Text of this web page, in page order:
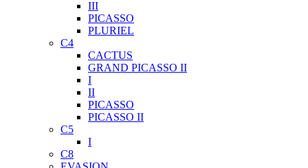
III
PICASSO
PLURIEL
C4
CACTUS
GRAND PICASSO II
I
II
PICASSO
PICASSO II
C5
I
C8